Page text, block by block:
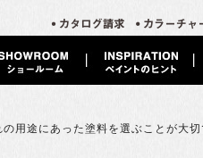
用途にあった塗料を選ぶことが大切